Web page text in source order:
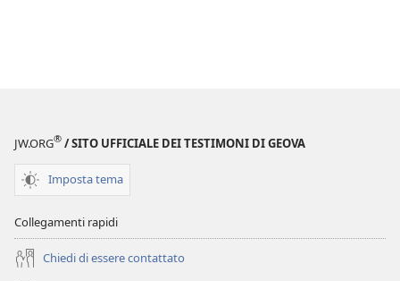
JW.ORG® / SITO UFFICIALE DEI TESTIMONI DI GEOVA
Imposta tema
Collegamenti rapidi
Chiedi di essere contattato